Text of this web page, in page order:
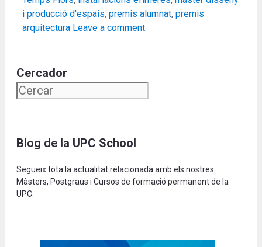
i producció d'espais, premis alumnat, premis
arquitectura Leave a comment
Cercador
Blog de la UPC School
Segueix tota la actualitat relacionada amb els nostres
Màsters, Postgraus i Cursos de formació permanent de la
UPC.